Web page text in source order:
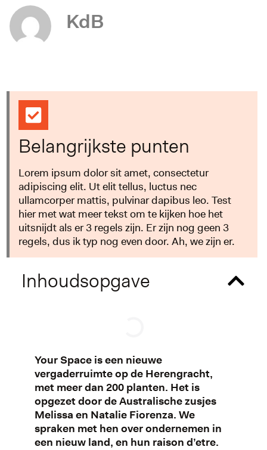
KdB
Belangrijkste punten
Lorem ipsum dolor sit amet, consectetur
adipiscing elit. Ut elit tellus, luctus nec
ullamcorper mattis, pulvinar dapibus leo. Test
hier met wat meer tekst om te kijken hoe het
uitsnijdt als er 3 regels zijn. Er zijn nog geen 3
regels, dus ik typ nog even door. Ah, we zijn er.
Inhoudsopgave
Your Space is een nieuwe
vergaderruimte op de Herengracht,
met meer dan 200 planten. Het is
opgezet door de Australische zusjes
Melissa en Natalie Fiorenza. We
spraken met hen over ondernemen in
een nieuw land, en hun raison d’etre.